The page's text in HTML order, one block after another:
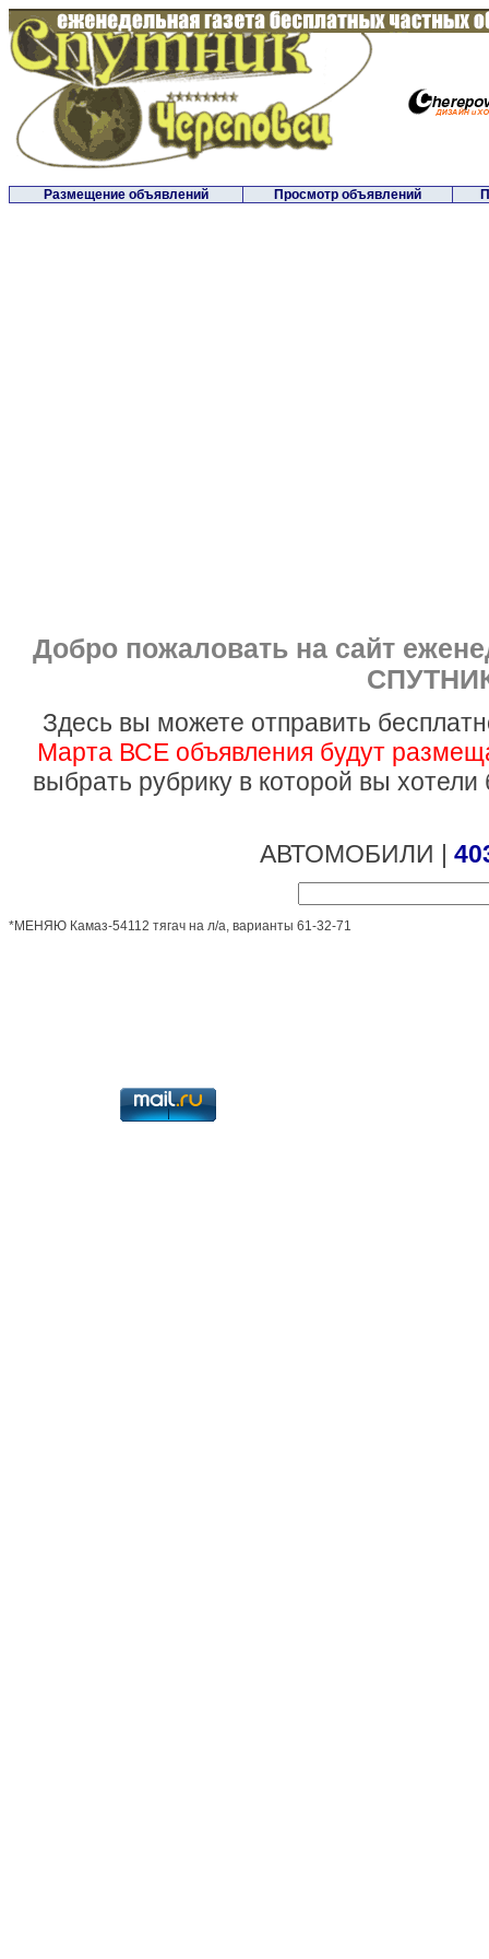
Размещение объявлений Просмотр объявлений
Добро пожаловать на сайт
Здесь вы можете отправить
Марта ВСЕ объявления будут
выбрать рубрику в которой вы
АВТОМОБИЛИ |
*МЕНЯЮ Камаз-54112 тягач на л/а, варианты 61-32-71